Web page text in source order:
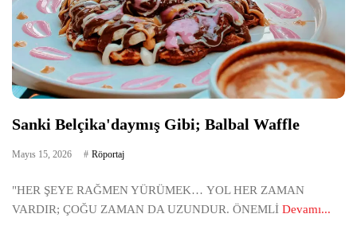
Sanki Belçika'daymış Gibi; Balbal Waffle
Mayıs 15, 2026 Röportaj
"HER ŞEYE RAĞMEN YÜRÜMEK… YOL HER ZAMAN
VARDIR; ÇOĞU ZAMAN DA UZUNDUR. ÖNEMLİ Devamı...